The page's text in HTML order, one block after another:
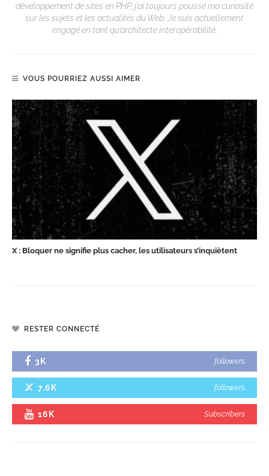
développement de sites en PHP, j’ai toujours poussé ma curiosité
sur les sujets et les actualités du Web. Je suis actuellement
engagé en tant qu’architecte interopérabilité.
VOUS POURRIEZ AUSSI AIMER
X : Bloquer ne signifie plus cacher, les utilisateurs s’inquiètent
RESTER CONNECTÉ
3K followers
7.6K followers
16K Subscribers